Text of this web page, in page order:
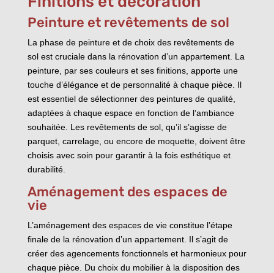
Peinture et revêtements de sol
La phase de peinture et de choix des revêtements de
sol est cruciale dans la rénovation d’un appartement. La
peinture, par ses couleurs et ses finitions, apporte une
touche d’élégance et de personnalité à chaque pièce. Il
est essentiel de sélectionner des peintures de qualité,
adaptées à chaque espace en fonction de l’ambiance
souhaitée. Les revêtements de sol, qu’il s’agisse de
parquet, carrelage, ou encore de moquette, doivent être
choisis avec soin pour garantir à la fois esthétique et
durabilité.
Aménagement des espaces de
vie
L’aménagement des espaces de vie constitue l’étape
finale de la rénovation d’un appartement. Il s’agit de
créer des agencements fonctionnels et harmonieux pour
chaque pièce. Du choix du mobilier à la disposition des